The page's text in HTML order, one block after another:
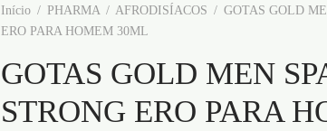
Início / PHARMA / AFRODISÍACOS / GOTAS GOLD
ERO PARA HOMEM 30ML
GOTAS GOLD MEN
STRONG ERO PARA